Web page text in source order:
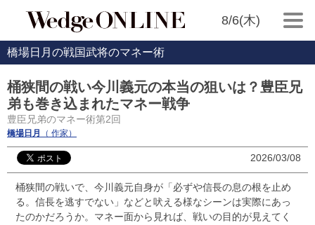
8/6(木)
橋場日月の戦国武将のマネー術
桶狭間の戦い今川義元の本当の狙いは？豊臣兄
弟も巻き込まれたマネー戦争
豊臣兄弟のマネー術第2回
橋場日月 （ 作家）
2026/03/08
桶狭間の戦いで、今川義元自身が「必ずや信長の息の根を止め
る。信長を逃すでない」などと吠える様なシーンは実際にあっ
たのかだろうか。マネー面から見れば、戦いの目的が見えてく